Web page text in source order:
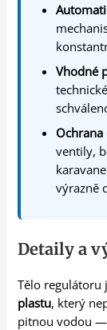
Vhodné
ventily,
výrazně
Detaily a
Tělo
plastu, který
pitnou vodou —